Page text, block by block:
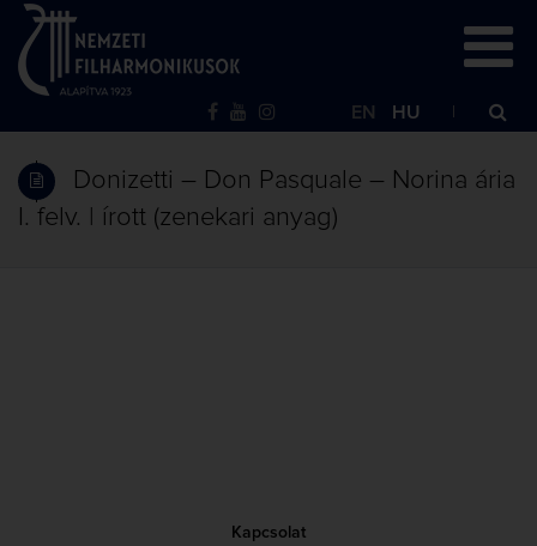
EN HU
Donizetti – Don Pasquale – Norina ária
I. felv. | írott (zenekari anyag)
Kapcsolat